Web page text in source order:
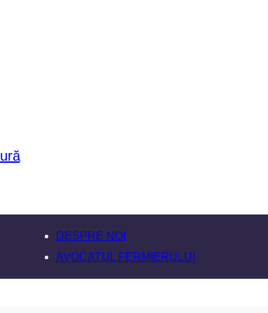
DESPRE NOI
AVOCATUL FERMIERULUI